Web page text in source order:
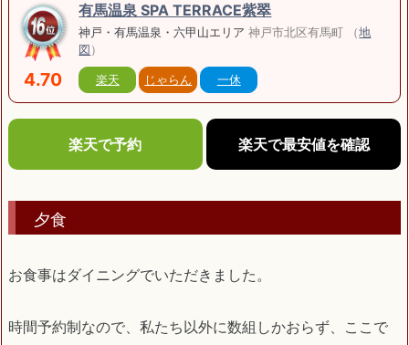
4.70
有馬温泉 SPA TERRACE紫翠
神戸・有馬温泉・六甲山エリア神戸市北区有馬町 （地
図）
楽天 じゃらん 一休
楽天で予約 楽天で最安値を確認
夕食
お食事はダイニングでいただきました。
時間予約制なので、私たち以外に数組しかおらず、ここで